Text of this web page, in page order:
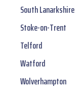
South Lanarkshire
Stoke-on-Trent
Telford
Watford
Wolverhampton